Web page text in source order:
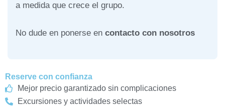
Reserve con confianza
Mejor precio garantizado sin complicaciones
Excursiones y actividades selectas
a medida que crece el grupo.
No dude en ponerse en contacto con nosotros